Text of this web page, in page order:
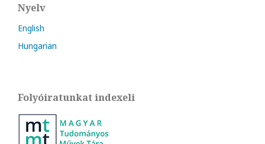
Nyelv
English
Hungarian
Folyóiratunkat indexeli